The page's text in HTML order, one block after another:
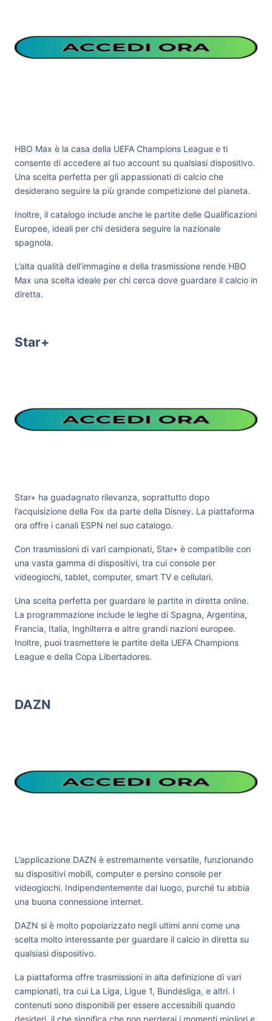
HBO Max è la casa della UEFA Champions League e ti
consente di accedere al tuo account su qualsiasi dispositivo.
Una scelta perfetta per gli appassionati di calcio che
desiderano seguire la più grande competizione del pianeta.
Inoltre, il catalogo include anche le partite delle Qualificazioni
Europee, ideali per chi desidera seguire la nazionale
spagnola.
L’alta qualità dell’immagine e della trasmissione rende HBO
Max una scelta ideale per chi cerca dove guardare il calcio in
diretta.
Star+
Star+ ha guadagnato rilevanza, soprattutto dopo
l’acquisizione della Fox da parte della Disney. La piattaforma
ora offre i canali ESPN nel suo catalogo.
Con trasmissioni di vari campionati, Star+ è compatibile con
una vasta gamma di dispositivi, tra cui console per
videogiochi, tablet, computer, smart TV e cellulari.
Una scelta perfetta per guardare le partite in diretta online.
La programmazione include le leghe di Spagna, Argentina,
Francia, Italia, Inghilterra e altre grandi nazioni europee.
Inoltre, puoi trasmettere le partite della UEFA Champions
League e della Copa Libertadores.
DAZN
L’applicazione DAZN è estremamente versatile, funzionando
su dispositivi mobili, computer e persino console per
videogiochi. Indipendentemente dal luogo, purché tu abbia
una buona connessione internet.
DAZN si è molto popolarizzato negli ultimi anni come una
scelta molto interessante per guardare il calcio in diretta su
qualsiasi dispositivo.
La piattaforma offre trasmissioni in alta definizione di vari
campionati, tra cui La Liga, Ligue 1, Bundesliga, e altri. I
contenuti sono disponibili per essere accessibili quando
desideri, il che significa che non perderai i momenti migliori e